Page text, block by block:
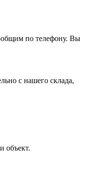
по телефону. Вы
с нашего склада,
объект.